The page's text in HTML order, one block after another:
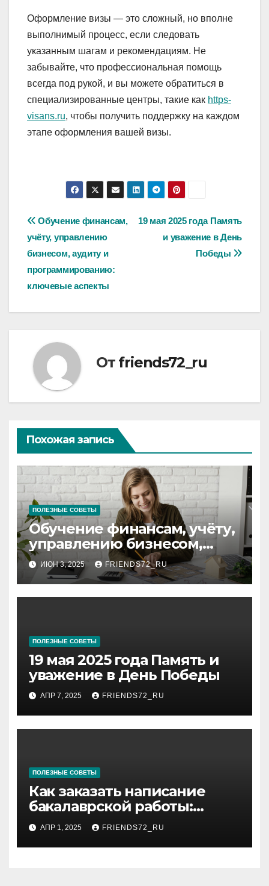
Оформление визы — это сложный, но вполне
выполнимый процесс, если следовать
указанным шагам и рекомендациям. Не
забывайте, что профессиональная помощь
всегда под рукой, и вы можете обратиться в
специализированные центры, такие как https-
visans.ru, чтобы получить поддержку на каждом
этапе оформления вашей визы.
Навигация
по
записям
19 мая 2025 года Память
и уважение в День
Победы
Обучение финансам,
учёту, управлению
бизнесом, аудиту и
программированию:
ключевые аспекты
От friends72_ru
Похожая запись
ПОЛЕЗНЫЕ СОВЕТЫ
Обучение финансам, учёту,
управлению бизнесом,
аудиту и
программированию:
ключевые аспекты
ИЮН 3, 2025 FRIENDS72_RU
ПОЛЕЗНЫЕ СОВЕТЫ
19 мая 2025 года Память и
уважение в День Победы
АПР 7, 2025 FRIENDS72_RU
ПОЛЕЗНЫЕ СОВЕТЫ
Как заказать написание
бакалаврской работы:
советы и рекомендации
АПР 1, 2025 FRIENDS72_RU